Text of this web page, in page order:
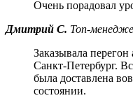
Очень порадовал
Дмитрий С. Топ-
Заказывала
Санкт-Петербург.
была доставлена
состоянии.